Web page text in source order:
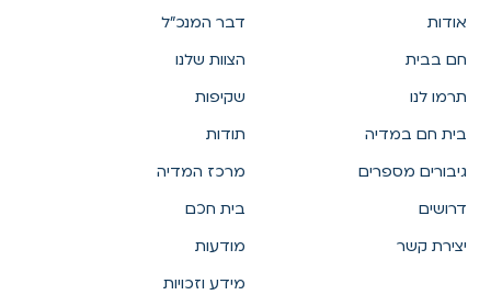
אודות
חם בבית
תרמו לנו
בית חם במדיה
גיבורים מספרים
דרושים
יצירת קשר
דבר המנכ"ל
הצוות שלנו
שקיפות
תודות
מרכז המדיה
בית חכם
מודעות
מידע וזכויות